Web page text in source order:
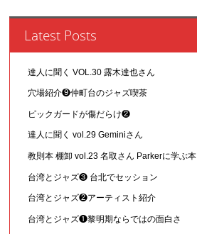
Latest Posts
達人に聞く VOL.30 露木達也さん
穴場紹介❾仲町台のジャズ喫茶
ピックガードが傷だらけ❷
達人に聞く vol.29 Geminiさん
教則本 棚卸 vol.23 名取さん Parkerに学ぶ本
台湾とジャズ❸ 台北でセッション
台湾とジャズ❷アーティスト紹介
台湾とジャズ❶黎明期ならではの面白さ